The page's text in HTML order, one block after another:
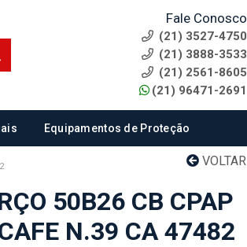
Fale Conosco
(21) 3527-4750
(21) 3888-3533
(21) 2561-8605
(21) 96471-2691
Equipamentos de Proteção
VOLTAR
50B26 CB CPAP
N.39 CA 47482